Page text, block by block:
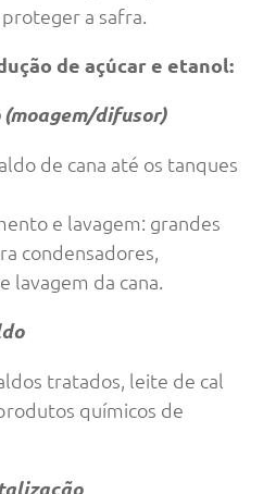
a safra.
de açúcar e etanol:
difusor)
de cana até os tanques
e lavagem: grandes
condensadores,
lavagem da cana.
tratados, leite de cal
químicos de